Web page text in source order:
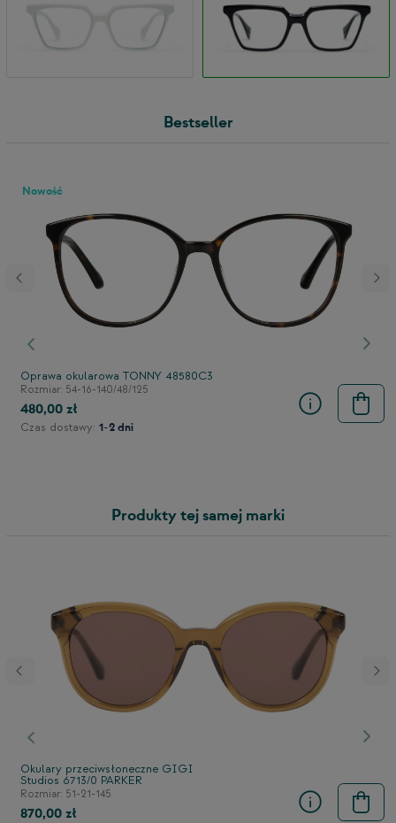
Bestseller
Poprzedni
Nowość
Oprawa okularowa TONNY 48580C3
Rozmiar: 54-16-140/48/125
480,00 zł
Czas dostawy: 1-2 dni
Produkty tej samej marki
Poprzedni
Okulary przeciwsłoneczne GIGI
Studios 6713/0 PARKER
Rozmiar: 51-21-145
870,00 zł